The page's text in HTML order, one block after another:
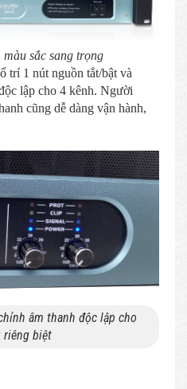
sắc sang trọng
trí 1 nút nguồn tắt/bật và
lập cho 4 kênh. Người
cũng dễ dàng vận hành,
âm thanh độc lập cho
riêng biệt